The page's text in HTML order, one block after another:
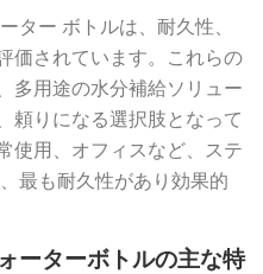
ター ボトルは、耐久性、
価されています。これらの
多用途の水分補給ソリュー
頼りになる選択肢となって
使用、オフィスなど、ステ
最も耐久性があり効果的
ーターボトルの主な特